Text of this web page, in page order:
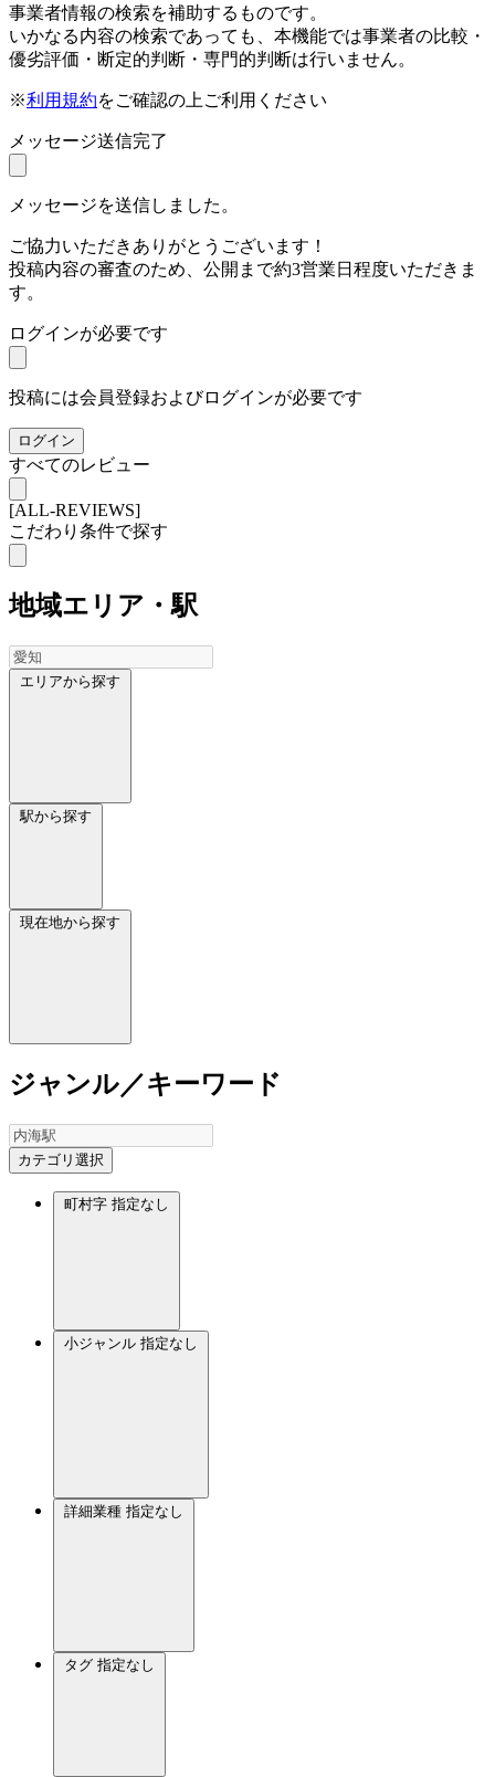
事業者情報の検索を補助するものです。
いかなる内容の検索であっても、本機能では事業者の比較・
優劣評価・断定的判断・専門的判断は行いません。
※利用規約をご確認の上ご利用ください
メッセージ送信完了
メッセージを送信しました。
ご協力いただきありがとうございます！
投稿内容の審査のため、公開まで約3営業日程度いただきま
す。
ログインが必要です
投稿には会員登録およびログインが必要です
ログイン
すべてのレビュー
[ALL-REVIEWS]
こだわり条件で探す
地域エリア・駅
エリアから探す
駅から探す
現在地から探す
ジャンル／キーワード
カテゴリ選択
町村字 指定なし
小ジャンル 指定なし
詳細業種 指定なし
タグ 指定なし